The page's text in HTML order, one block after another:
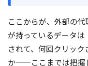
ここからが、外部の
が持っているデータ
されて、何回クリッ
か——ここまでは把握